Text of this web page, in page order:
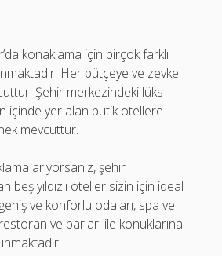
konaklama için birçok farklı
Her bütçeye ve zevke
Şehir merkezindeki lüks
içinde yer alan butik otellere
mevcuttur.
arıyorsanız, şehir
beş yıldızlı oteller sizin için ideal
ve konforlu odaları, spa ve
ve barları ile konuklarına